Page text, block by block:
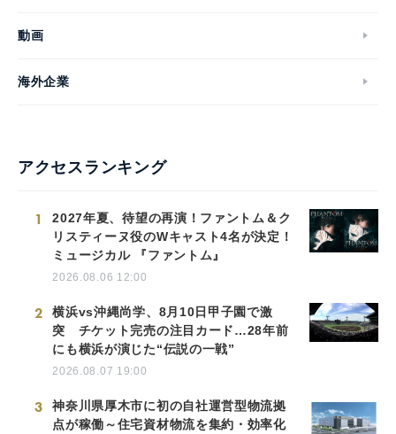
動画
海外企業
アクセスランキング
1
2027年夏、待望の再演！ファントム＆ク
リスティーヌ役のWキャスト4名が決定！
ミュージカル 『ファントム』
2026.08.06 12:00
2
横浜vs沖縄尚学、8月10日甲子園で激
突 チケット完売の注目カード…28年前
にも横浜が演じた“伝説の一戦”
2026.08.07 19:00
3
神奈川県厚木市に初の自社運営型物流拠
点が稼働～住宅資材物流を集約・効率化